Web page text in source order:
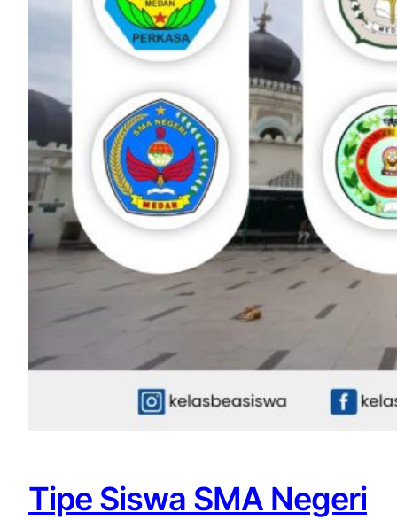
Tipe Siswa SMA Negeri